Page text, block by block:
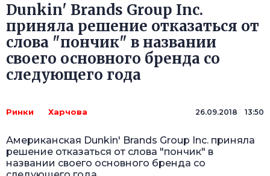
Dunkin' Brands Group Inc.
приняла решение отказаться от
слова "пончик" в названии
своего основного бренда со
следующего года
Ринки Харчова 26.09.2018 13:50
Американская Dunkin' Brands Group Inc. приняла
решение отказаться от слова "пончик" в
названии своего основного бренда со